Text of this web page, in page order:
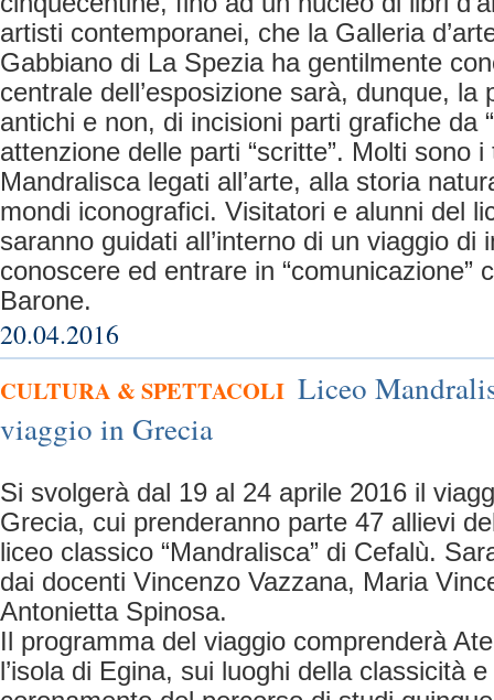
artisti contemporanei, che la Galleria
Gabbiano di La Spezia ha gentilmente
centrale dell’esposizione sarà, dunque, la
antichi e non, di incisioni parti grafiche da
attenzione delle parti “scritte”. Molti sono
Mandralisca legati all’arte, alla storia
mondi iconografici. Visitatori e alunni del
saranno guidati all’interno di un viaggio di
conoscere ed entrare in “comunicazione”
Barone.
20.04.2016
CULTURA & SPETTACOLI Liceo
viaggio in Grecia
Si svolgerà dal 19 al 24 aprile 2016 il
Grecia, cui prenderanno parte 47 allievi
liceo classico “Mandralisca” di Cefalù.
dai docenti Vincenzo Vazzana, Maria
Antonietta Spinosa.
Il programma del viaggio comprenderà
l’isola di Egina, sui luoghi della classicità